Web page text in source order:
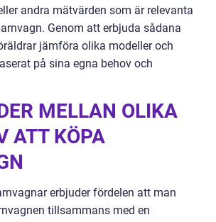
andra mätvärden som är relevanta
Genom att erbjuda sådana
jämföra olika modeller och
på sina egna behov och
MELLAN OLIKA
ATT KÖPA
erbjuder fördelen att man
tillsammans med en